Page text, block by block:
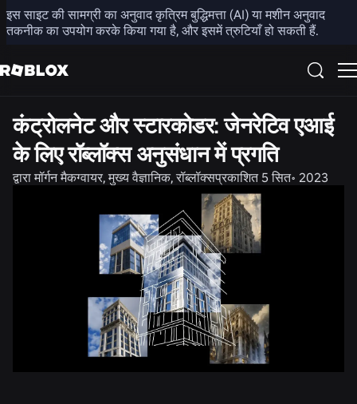
इस साइट की सामग्री का अनुवाद कृत्रिम बुद्धिमत्ता (AI) या मशीन अनुवाद
तकनीक का उपयोग करके किया गया है, और इसमें त्रुटियाँ हो सकती हैं.
साझा करें
अभियांत्रिकी
कंट्रोलनेट और स्टारकोडर: जेनरेटिव एआई
के लिए रॉब्लॉक्स अनुसंधान में प्रगति
द्वारा मॉर्गन मैकग्वायर, मुख्य वैज्ञानिक, रॉब्लॉक्सप्रकाशित 5 सित॰ 2023